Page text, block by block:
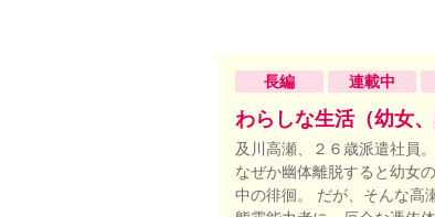
長編 連載中
わらしな生活（幼女、
及川高瀬、２６歳派遣社員
なぜか幽体離脱すると幼女
中の徘徊。 だが、そんな高